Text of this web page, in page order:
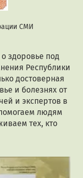
СМИ
здоровье под
Республики
достоверная
и болезнях от
и экспертов в
людям
тех, кто